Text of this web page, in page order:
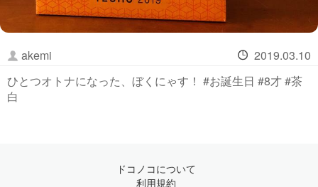
akemi
2019.03.10
ひとつオトナになった、ぼくにゃす！ #お誕生日 #8才 #茶
白
ドコノコについて
利用規約